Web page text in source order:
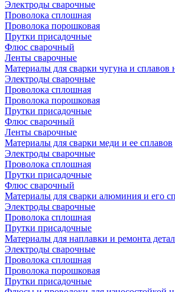
Электроды сварочные
Проволока сплошная
Проволока порошковая
Прутки присадочные
Флюс сварочный
Ленты сварочные
Материалы для сварки чугуна и сплавов
Электроды сварочные
Проволока сплошная
Проволока порошковая
Прутки присадочные
Флюс сварочный
Ленты сварочные
Материалы для сварки меди и ее сплавов
Электроды сварочные
Проволока сплошная
Прутки присадочные
Флюс сварочный
Материалы для сварки алюминия и его
Электроды сварочные
Проволока сплошная
Прутки присадочные
Материалы для наплавки и ремонта
Электроды сварочные
Проволока сплошная
Проволока порошковая
Прутки присадочные